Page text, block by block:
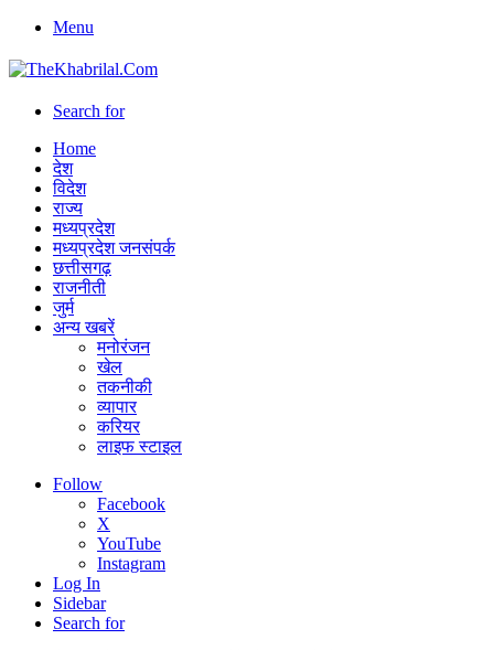
Menu
Search for
Home
देश
विदेश
राज्य
मध्यप्रदेश
मध्यप्रदेश जनसंपर्क
छत्तीसगढ़
राजनीती
जुर्म
अन्य खबरें
मनोरंजन
खेल
तकनीकी
व्यापार
करियर
लाइफ स्टाइल
Follow
Facebook
X
YouTube
Instagram
Log In
Sidebar
Search for